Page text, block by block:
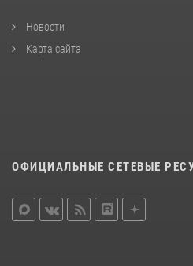
Новости
Карта сайта
ОФИЦИАЛЬНЫЕ СЕТЕВЫЕ